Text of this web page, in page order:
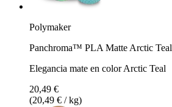
Polymaker
Panchroma™ PLA Matte Arctic Teal
Elegancia mate en color Arctic Teal
20,49 €
(20,49 € / kg)